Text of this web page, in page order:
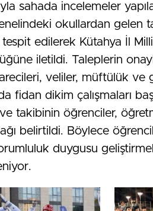
sahada incelemeler
okullardan gelen
tespit edilerek Kütahya İl
iletildi. Taleplerin
veliler, müftülük ve
fidan dikim çalışmaları
ve takibinin öğrenciler,
belirtildi. Böylece
duygusu